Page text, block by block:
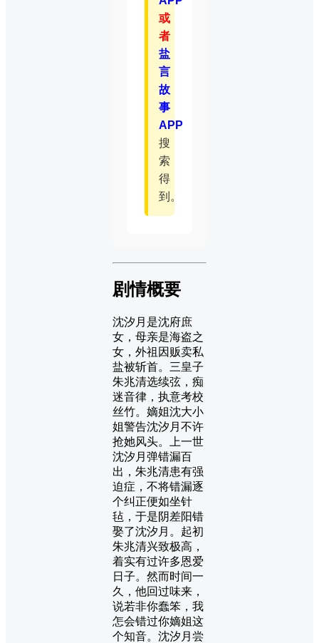
或
者
盐
言
故
事
APP
搜
索
得
到。
剧情概要
沈汐月是沈府庶
女，母亲是海盗之
女，外祖因贩卖私
盐被斩首。三皇子
朱兆清选续弦，痴
迷音律，执意考校
丝竹。嫡姐沈大小
姐警告沈汐月不许
抢她风头。上一世
沈汐月弹错漏百
出，朱兆清患有强
迫症，不将错漏逐
个纠正便如坐针
毡，于是阴差阳错
娶了沈汐月。起初
朱兆清兴致极高，
着实有过许多恩爱
日子。然而时间一
久，他回过味来，
说若非你蠢笨，我
怎会错过你嫡姐这
个知音。沈汐月尝